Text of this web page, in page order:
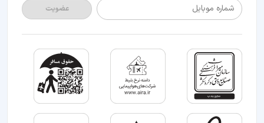
شماره موبایل عضویت